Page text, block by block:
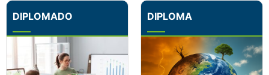
DIPLOMADO DIPLOMA